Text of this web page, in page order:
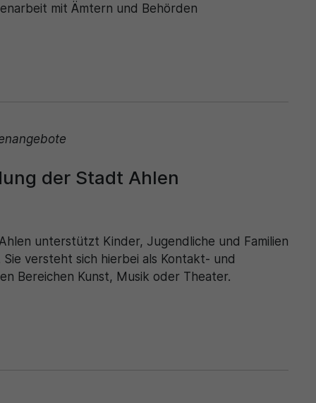
mit Ämtern und Behörden
der Stadt Ahlen
unterstützt Kinder, Jugendliche und Familien
versteht sich hierbei als Kontakt- und
Bereichen Kunst, Musik oder Theater.